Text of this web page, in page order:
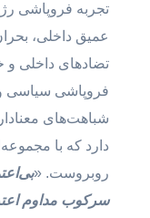
تجربه فروپاشی
عمیق داخلی،
تضادهای داخلی و
فروپاشی سیاسی و
شباهت‌های
دارد که با
روبروست. «
سرکوب مداوم